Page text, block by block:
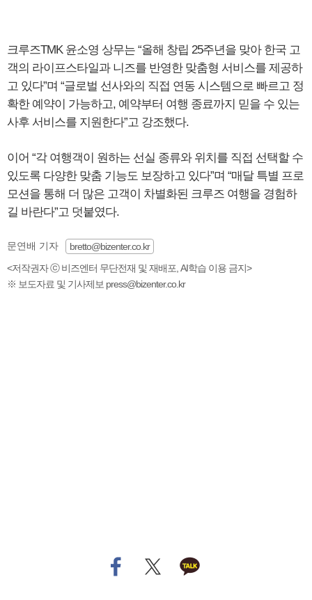
크루즈TMK 윤소영 상무는 “올해 창립 25주년을 맞아 한국 고
객의 라이프스타일과 니즈를 반영한 맞춤형 서비스를 제공하
고 있다”며 “글로벌 선사와의 직접 연동 시스템으로 빠르고 정
확한 예약이 가능하고, 예약부터 여행 종료까지 믿을 수 있는
사후 서비스를 지원한다”고 강조했다.
이어 “각 여행객이 원하는 선실 종류와 위치를 직접 선택할 수
있도록 다양한 맞춤 기능도 보장하고 있다”며 “매달 특별 프로
모션을 통해 더 많은 고객이 차별화된 크루즈 여행을 경험하
길 바란다”고 덧붙였다.
문연배 기자
bretto@bizenter.co.kr
<저작권자 ⓒ 비즈엔터 무단전재 및 재배포, AI학습 이용 금지>
※ 보도자료 및 기사제보 press@bizenter.co.kr